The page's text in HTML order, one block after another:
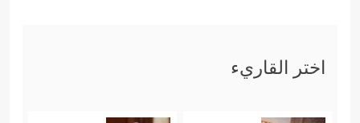
اختر القاريء